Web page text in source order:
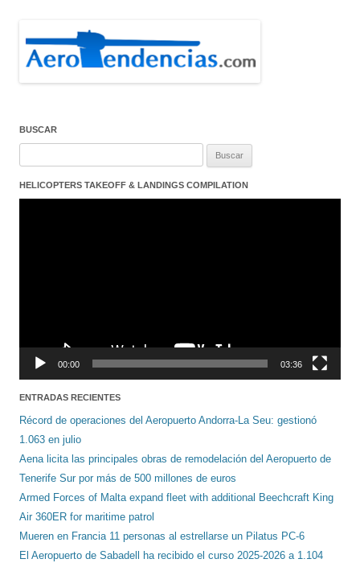
BUSCAR
HELICOPTERS TAKEOFF & LANDINGS COMPILATION
00:00 03:36
ENTRADAS RECIENTES
Récord de operaciones del Aeropuerto Andorra-La Seu: gestionó
1.063 en julio
Aena licita las principales obras de remodelación del Aeropuerto de
Tenerife Sur por más de 500 millones de euros
Armed Forces of Malta expand fleet with additional Beechcraft King
Air 360ER for maritime patrol
Mueren en Francia 11 personas al estrellarse un Pilatus PC-6
El Aeropuerto de Sabadell ha recibido el curso 2025-2026 a 1.104